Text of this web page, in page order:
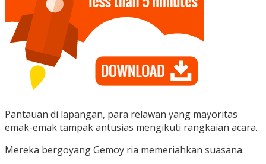
Pantauan di lapangan, para relawan yang mayoritas
emak-emak tampak antusias mengikuti rangkaian acara.
Mereka bergoyang Gemoy ria memeriahkan suasana.